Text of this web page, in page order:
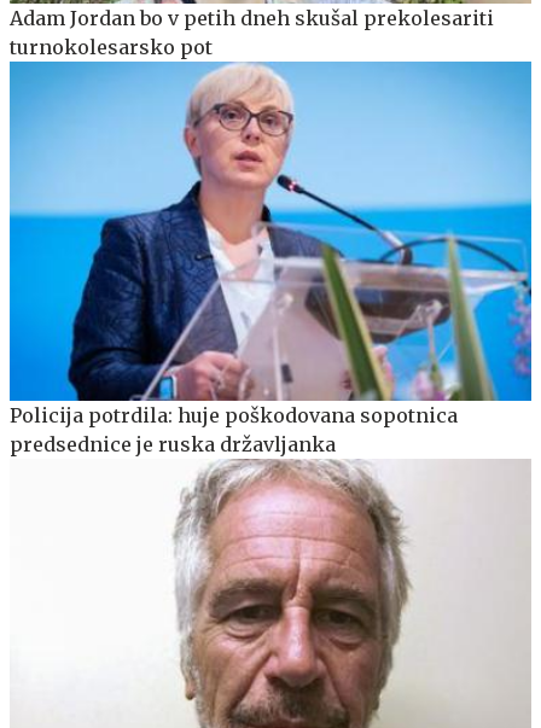
Adam Jordan bo v petih dneh skušal prekolesariti
turnokolesarsko pot
Policija potrdila: huje poškodovana sopotnica
predsednice je ruska državljanka